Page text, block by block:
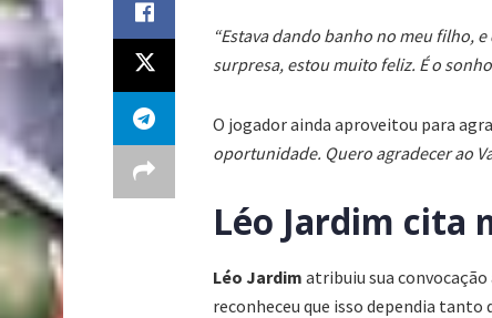
“Estava dando banho no meu filho,
surpresa, estou muito feliz. É o
O jogador ainda aproveitou para
oportunidade. Quero agradecer ao
Léo Jardim cita
Léo Jardim atribuiu sua convocação
reconheceu que isso dependia tanto